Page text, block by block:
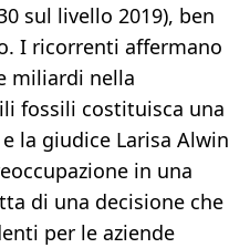
sul livello 2019), ben
I ricorrenti affermano
miliardi nella
fossili costituisca una
la giudice Larisa Alwin
in una
di una decisione che
per le aziende